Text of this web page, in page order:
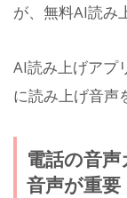
が、無料AI読み
AI読み上げアプ
に読み上げ音声
電話の音
音声が重要